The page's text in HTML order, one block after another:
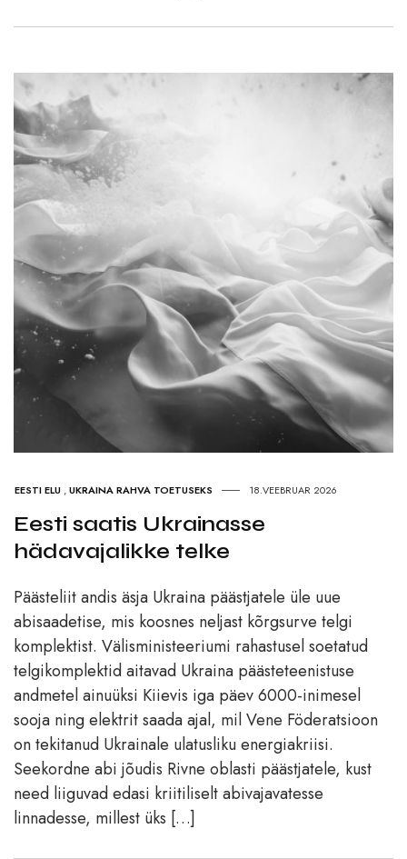
EESTI ELU ,UKRAINA RAHVA TOETUSEKS 18.VEEBRUAR 2026
Eesti saatis Ukrainasse
hädavajalikke telke
Päästeliit andis äsja Ukraina päästjatele üle uue
abisaadetise, mis koosnes neljast kõrgsurve telgi
komplektist. Välisministeeriumi rahastusel soetatud
telgikomplektid aitavad Ukraina päästeteenistuse
andmetel ainuüksi Kiievis iga päev 6000-inimesel
sooja ning elektrit saada ajal, mil Vene Föderatsioon
on tekitanud Ukrainale ulatusliku energiakriisi.
Seekordne abi jõudis Rivne oblasti päästjatele, kust
need liiguvad edasi kriitiliselt abivajavatesse
linnadesse, millest üks […]